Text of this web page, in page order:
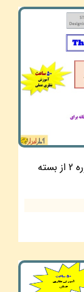
دوره اجرا و تحلیل آماری کارآزمایی ها (دوره 2 از بسته